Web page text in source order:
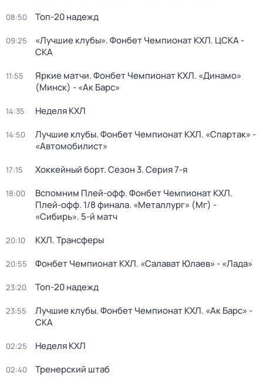
08:50 Топ-20 надежд
09:25
«Лучшие клубы». Фонбет Чемпионат КХЛ. ЦСКА -
СКА
11:55
Яркие матчи. Фонбет Чемпионат КХЛ. «Динамо»
(Минск) - «Ак Барс»
14:35 Неделя КХЛ
14:50
Лучшие клубы. Фонбет Чемпионат КХЛ. «Спартак» -
«Автомобилист»
17:15 Хоккейный борт. Сезон 3. Серия 7-я
18:00
Вспомним Плей-офф. Фонбет Чемпионат КХЛ.
Плей-офф. 1/8 финала. «Металлург» (Мг) -
«Сибирь». 5-й матч
20:10 КХЛ. Трансферы
20:55 Фонбет Чемпионат КХЛ. «Салават Юлаев» - «Лада»
23:20 Топ-20 надежд
23:55
Лучшие клубы. Фонбет Чемпионат КХЛ. «Ак Барс» -
СКА
02:25 Неделя КХЛ
02:40 Тренерский штаб